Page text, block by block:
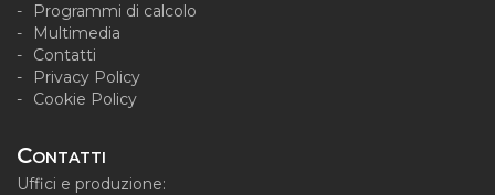
Programmi di calcolo
Multimedia
Contatti
Privacy Policy
Cookie Policy
Contatti
Uffici e produzione: